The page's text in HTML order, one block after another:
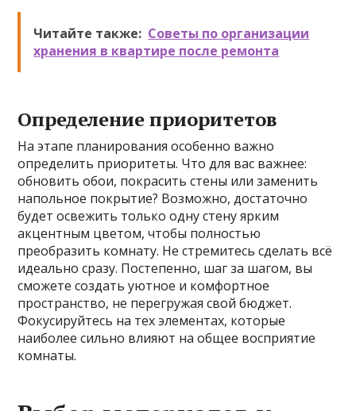
Читайте также: Советы по организации
хранения в квартире после ремонта
Определение приоритетов
На этапе планирования особенно важно
определить приоритеты. Что для вас важнее:
обновить обои, покрасить стены или заменить
напольное покрытие? Возможно, достаточно
будет освежить только одну стену ярким
акцентным цветом, чтобы полностью
преобразить комнату. Не стремитесь сделать всё
идеально сразу. Постепенно, шаг за шагом, вы
сможете создать уютное и комфортное
пространство, не перегружая свой бюджет.
Фокусируйтесь на тех элементах, которые
наиболее сильно влияют на общее восприятие
комнаты.